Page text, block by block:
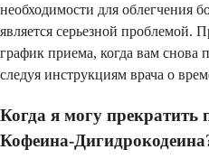
необходимости для облегчения
является серьезной проблемой.
график приема, когда вам снова
следуя инструкциям врача о
Когда я могу прекратить
Кофеина-